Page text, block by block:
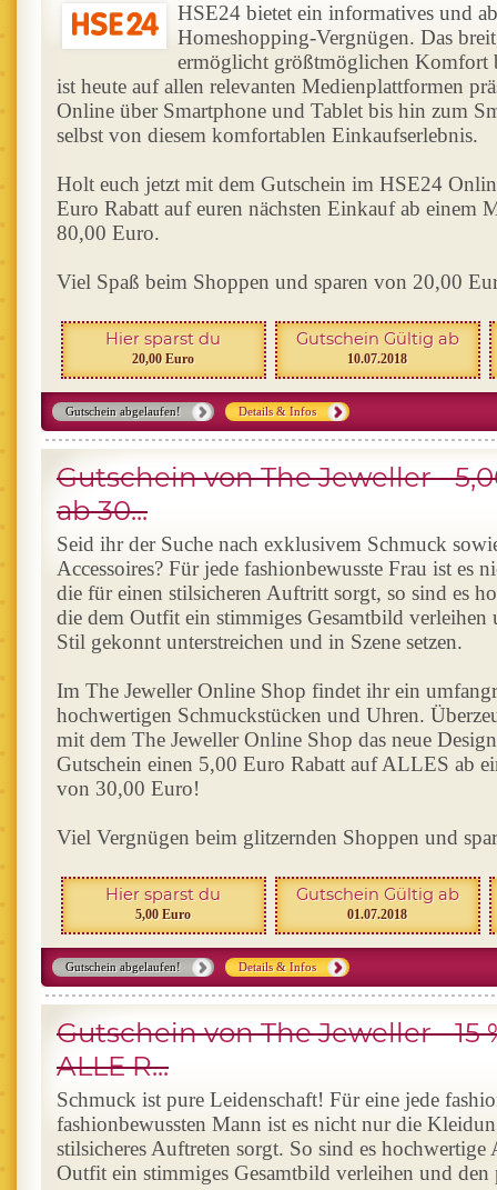
HSE24 bietet ein informatives und
Homeshopping-Vergnügen. Das
ermöglicht größtmöglichen Komfort
ist heute auf allen relevanten Medienplattformen
Online über Smartphone und Tablet bis hin zum
selbst von diesem komfortablen Einkaufserlebnis.
Holt euch jetzt mit dem Gutschein im HSE24
Euro Rabatt auf euren nächsten Einkauf ab einem
80,00 Euro.
Viel Spaß beim Shoppen und sparen von 20,00
Hier sparst du
20,00 Euro
Gutschein Gültig ab
10.07.2018
Gutschein abgelaufen! Details & Infos
Gutschein von The Jeweller -
ab 30...
Seid ihr der Suche nach exklusivem Schmuck
Accessoires? Für jede fashionbewusste Frau ist es
die für einen stilsicheren Auftritt sorgt, so sind es
die dem Outfit ein stimmiges Gesamtbild verleihen
Stil gekonnt unterstreichen und in Szene setzen.
Im The Jeweller Online Shop findet ihr ein
hochwertigen Schmuckstücken und Uhren.
mit dem The Jeweller Online Shop das neue
Gutschein einen 5,00 Euro Rabatt auf ALLES ab
von 30,00 Euro!
Viel Vergnügen beim glitzernden Shoppen und
Hier sparst du
5,00 Euro
Gutschein Gültig ab
01.07.2018
Gutschein abgelaufen! Details & Infos
Gutschein von The Jeweller - 15
ALLE R...
Schmuck ist pure Leidenschaft! Für eine jede
fashionbewussten Mann ist es nicht nur die
stilsicheres Auftreten sorgt. So sind es hochwertige
Outfit ein stimmiges Gesamtbild verleihen und den